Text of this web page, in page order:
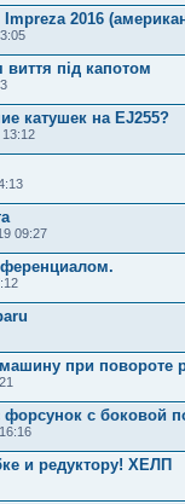
2016
виття під капотом
катушек на EJ255?
09:27
при повороте
форсунок с боковой
и редуктору! ХЕЛП